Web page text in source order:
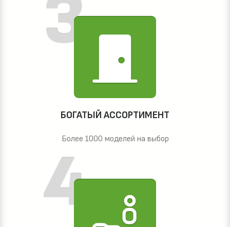
БОГАТЫЙ АССОРТИМЕНТ
Более 1000 моделей на выбор